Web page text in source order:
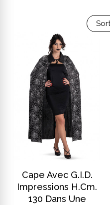
Cape Avec G.i.d.
Impressions H.cm.
130 Dans Une